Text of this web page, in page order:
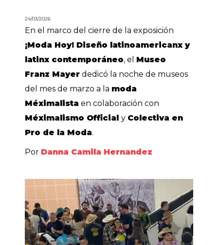
24/03/2026
En el marco del cierre de la exposición
¡Moda Hoy! Diseño latinoamericanx y
latinx contemporáneo, el Museo
Franz Mayer dedicó la noche de museos
del mes de marzo a la moda
Méximalista en colaboración con
Méximalismo Officialy Colectiva en
Pro de la Moda.
Por Danna Camila Hernandez